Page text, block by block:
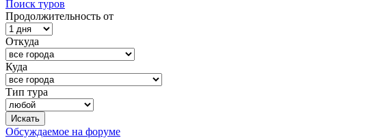
Поиск туров
Продолжительность от
Откуда
Куда
Тип тура
Обсуждаемое на форуме